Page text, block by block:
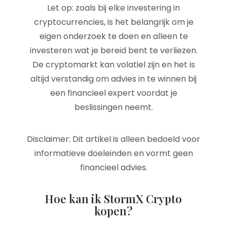
Let op: zoals bij elke investering in
cryptocurrencies, is het belangrijk om je
eigen onderzoek te doen en alleen te
investeren wat je bereid bent te verliezen.
De cryptomarkt kan volatiel zijn en het is
altijd verstandig om advies in te winnen bij
een financieel expert voordat je
beslissingen neemt.
Disclaimer: Dit artikel is alleen bedoeld voor
informatieve doeleinden en vormt geen
financieel advies.
Hoe kan ik StormX Crypto
kopen?